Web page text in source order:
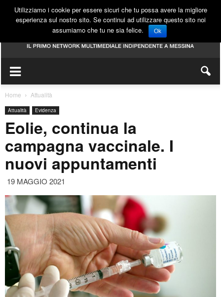
Home Attualità
Attualità Evidenza
Eolie, continua la
campagna vaccinale. I
nuovi appuntamenti
19 MAGGIO 2021
Utilizziamo i cookie per essere sicuri che tu possa avere la migliore
esperienza sul nostro sito. Se continui ad utilizzare questo sito noi
assumiamo che tu ne sia felice.
Ok